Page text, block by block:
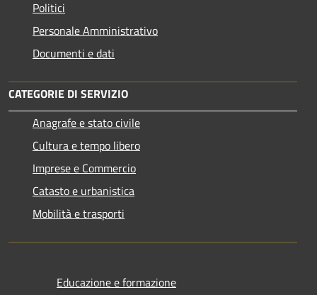
Politici
Personale Amministrativo
Documenti e dati
CATEGORIE DI SERVIZIO
Anagrafe e stato civile
Cultura e tempo libero
Imprese e Commercio
Catasto e urbanistica
Mobilità e trasporti
Educazione e formazione